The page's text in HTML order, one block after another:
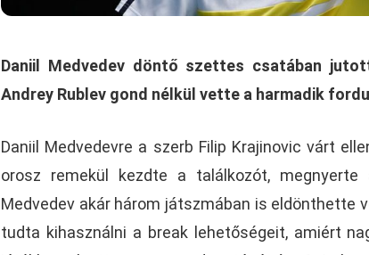
Daniil Medvedev döntő szettes csatában
Andrey Rublev gond nélkül vette a harmadik
Daniil Medvedevre a szerb Filip Krajinovic várt
orosz remekül kezdte a találkozót,
Medvedev akár három játszmában is eldönthette
tudta kihasználni a break lehetőségeit, amiért